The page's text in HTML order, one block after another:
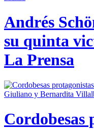
Andrés
su quinta
La Prensa
Cordobesas